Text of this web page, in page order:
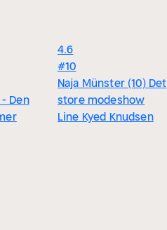
- Den
4.6
#10
Naja Münster (10) Det
store modeshow
Line Kyed Knudsen